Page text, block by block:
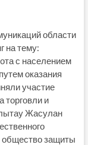
области
на тему:
с населением
оказания
участие
торговли и
Жасулан
общество защиты